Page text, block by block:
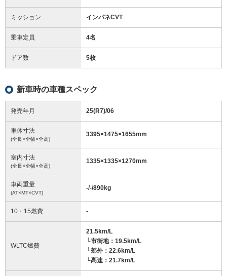
ミッション インパネCVT
乗車定員 4名
ドア数 5枚
新車時の車種スペック
発売年月 25(R7)/06
車体寸法
(全長×全幅×全高)
3395×1475×1655mm
室内寸法
(全長×全幅×全高)
1335×1335×1270mm
車両重量
(AT×MT×CVT)
-/-/890kg
10・15燃費 -
WLTC燃費
21.5km/L
└市街地：19.5km/L
└郊外：22.6km/L
└高速：21.7km/L